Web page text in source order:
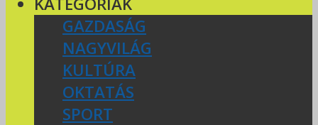
GAZDASÁG
NAGYVILÁG
KULTÚRA
OKTATÁS
SPORT